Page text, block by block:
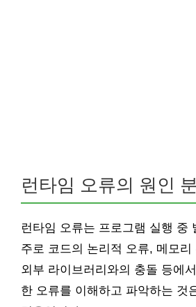
런타임 오류의 원인
런타임 오류는 프로그램 실행 중
주로 코드의 논리적 오류, 메모리
외부 라이브러리와의 충돌 등에
한 오류를 이해하고 파악하는 것